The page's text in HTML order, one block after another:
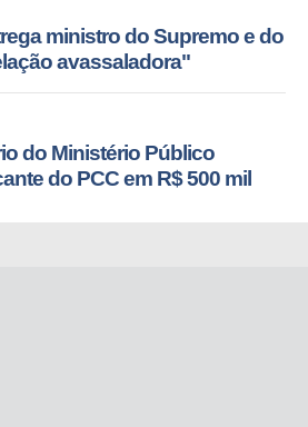
ministro do Supremo e do
avassaladora"
do Ministério Público
do PCC em R$ 500 mil